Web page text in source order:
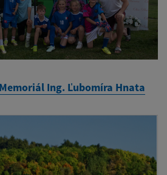
Ing. Ľubomíra Hnata